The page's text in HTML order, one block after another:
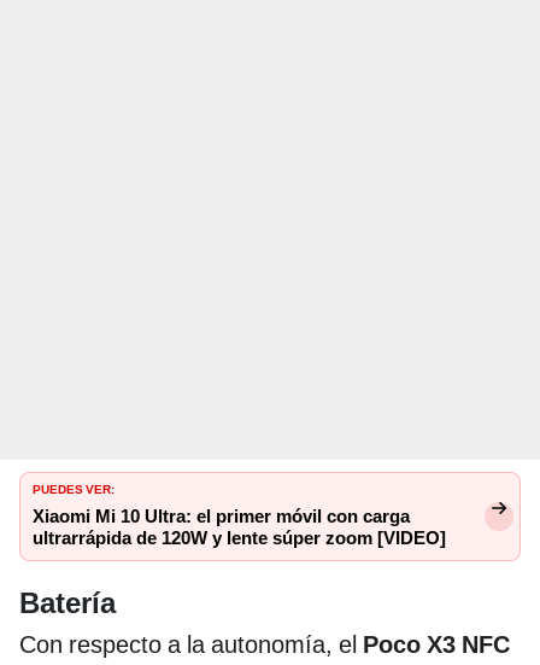
PUEDES VER:
Xiaomi Mi 10 Ultra: el primer móvil con carga
ultrarrápida de 120W y lente súper zoom [VIDEO]
Batería
Con respecto a la autonomía, el Poco X3 NFC